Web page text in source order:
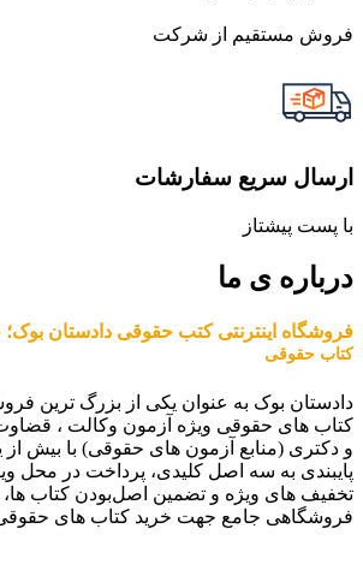
فروش مستقیم از شرکت
ارسال سریع سفارشات
با پست پیشتاز
درباره ی ما
فروشگاه اینترنتی کتب حقوقی دادستان بوک؛
کتاب حقوقی
دادستان بوک به عنوان یکی از بزرگ ترین
کتاب های حقوقی ویژه آزمون وکالت ،
و دکتری (منابع آزمون های حقوقی) با بیش از
پایبندی به سه اصل کلیدی، پرداخت در محل
تخفیف های ویژه و تضمین اصل‌بودن کتاب
فروشگاهی جامع جهت خرید کتاب های